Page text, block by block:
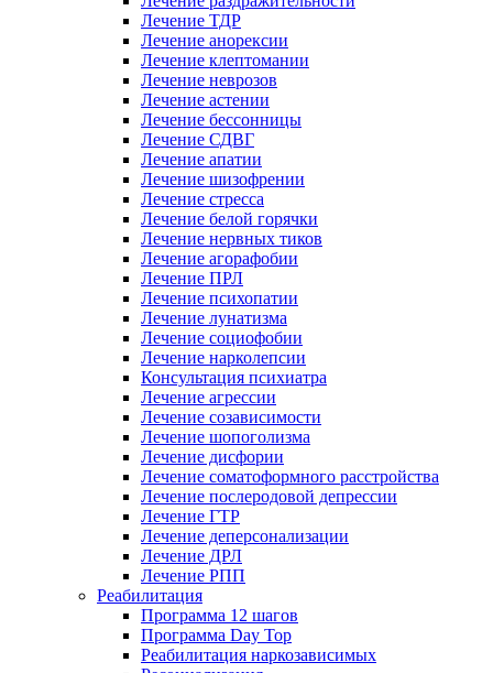
Лечение ТДР
Лечение анорексии
Лечение клептомании
Лечение неврозов
Лечение астении
Лечение бессонницы
Лечение СДВГ
Лечение апатии
Лечение шизофрении
Лечение стресса
Лечение белой горячки
Лечение нервных тиков
Лечение агорафобии
Лечение ПРЛ
Лечение психопатии
Лечение лунатизма
Лечение социофобии
Лечение нарколепсии
Консультация психиатра
Лечение агрессии
Лечение созависимости
Лечение шопоголизма
Лечение дисфории
Лечение соматоформного расстройства
Лечение послеродовой депрессии
Лечение ГТР
Лечение деперсонализации
Лечение ДРЛ
Лечение РПП
Реабилитация
Программа 12 шагов
Программа Day Top
Реабилитация наркозависимых